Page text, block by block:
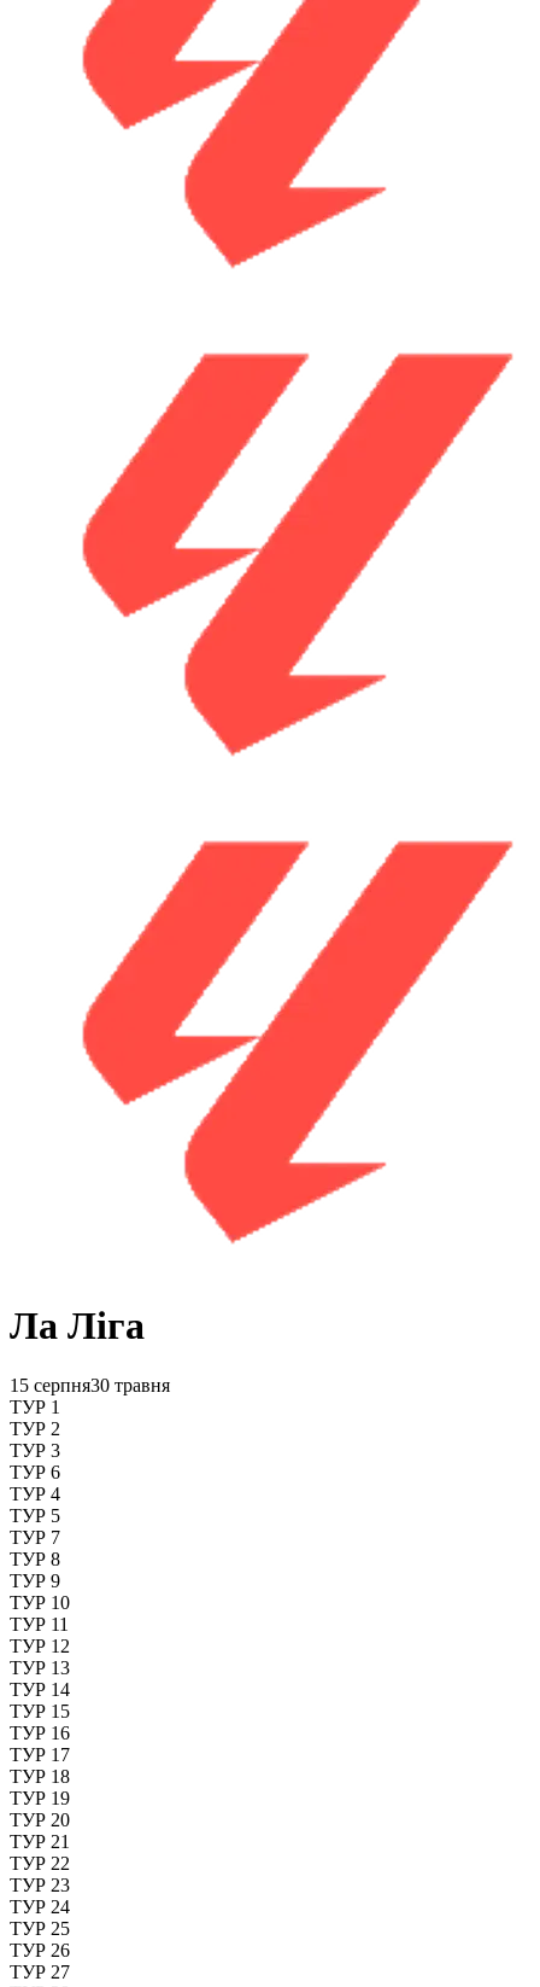
Ла Ліга
15 серпня30 травня
ТУР 1
ТУР 2
ТУР 3
ТУР 6
ТУР 4
ТУР 5
ТУР 7
ТУР 8
ТУР 9
ТУР 10
ТУР 11
ТУР 12
ТУР 13
ТУР 14
ТУР 15
ТУР 16
ТУР 17
ТУР 18
ТУР 19
ТУР 20
ТУР 21
ТУР 22
ТУР 23
ТУР 24
ТУР 25
ТУР 26
ТУР 27